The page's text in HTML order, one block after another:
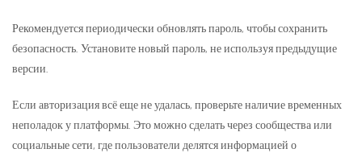
Рекомендуется периодически обновлять пароль, чтобы сохранить
безопасность. Установите новый пароль, не используя предыдущие
версии.
Если авторизация всё еще не удалась, проверьте наличие временных
неполадок у платформы. Это можно сделать через сообщества или
социальные сети, где пользователи делятся информацией о